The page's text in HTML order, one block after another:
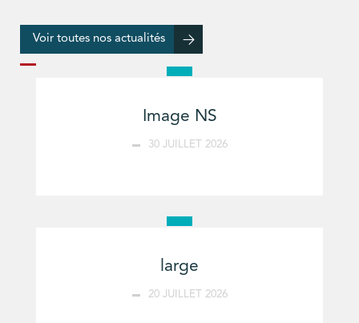
Voir toutes nos actualités
Image NS
30 JUILLET 2026
large
20 JUILLET 2026